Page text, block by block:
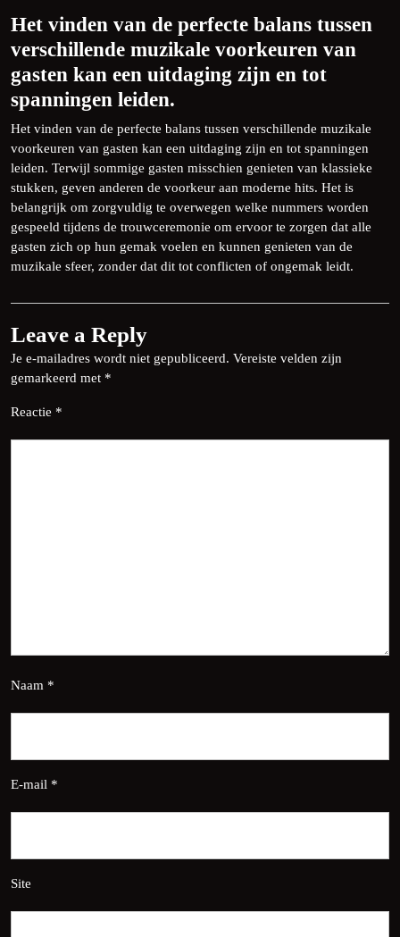
Het vinden van de perfecte balans tussen
verschillende muzikale voorkeuren van
gasten kan een uitdaging zijn en tot
spanningen leiden.
Het vinden van de perfecte balans tussen verschillende muzikale
voorkeuren van gasten kan een uitdaging zijn en tot spanningen
leiden. Terwijl sommige gasten misschien genieten van klassieke
stukken, geven anderen de voorkeur aan moderne hits. Het is
belangrijk om zorgvuldig te overwegen welke nummers worden
gespeeld tijdens de trouwceremonie om ervoor te zorgen dat alle
gasten zich op hun gemak voelen en kunnen genieten van de
muzikale sfeer, zonder dat dit tot conflicten of ongemak leidt.
Leave a Reply
Je e-mailadres wordt niet gepubliceerd. Vereiste velden zijn
gemarkeerd met *
Reactie *
Naam *
E-mail *
Site